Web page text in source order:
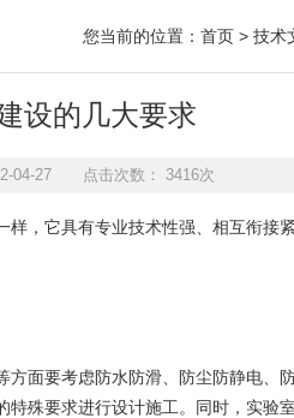
您当前的位置： 首页 > 技术
设的几大要求
04-27 点击次数： 3416次
，它具有专业技术性强、相互衔接
面要考虑防水防滑、防尘防静电、
殊要求进行设计施工。同时，实验